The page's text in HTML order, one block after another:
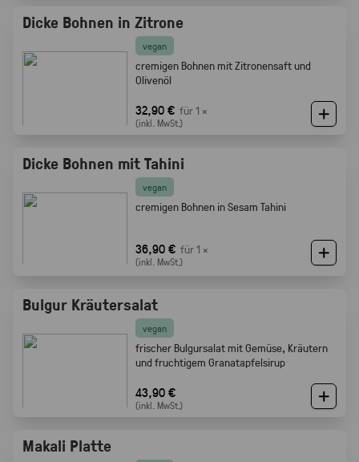
Dicke Bohnen in Zitrone
vegan
cremigen Bohnen mit Zitronensaft und
Olivenöl
32,90 € für 1 ×
(inkl. MwSt.)
Dicke Bohnen mit Tahini
vegan
cremigen Bohnen in Sesam Tahini
36,90 € für 1 ×
(inkl. MwSt.)
Bulgur Kräutersalat
vegan
frischer Bulgursalat mit Gemüse, Kräutern
und fruchtigem Granatapfelsirup
43,90 €
(inkl. MwSt.)
Makali Platte